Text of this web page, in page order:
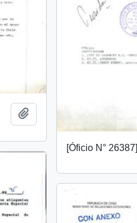
[Óficio N° 26387]